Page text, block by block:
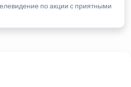
по акции с приятными